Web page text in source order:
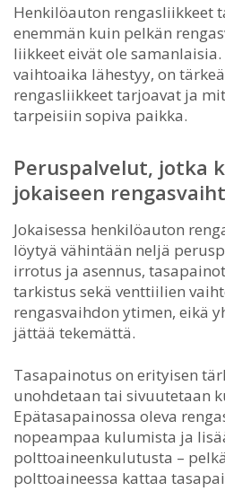
Henkilöauton rengasliikkeet
enemmän kuin pelkän
liikkeet eivät ole samanlaisia.
vaihtoaika lähestyy, on
rengasliikkeet tarjoavat ja
tarpeisiin sopiva paikka.
Peruspalvelut, jotka
jokaiseen
Jokaisessa henkilöauton
löytyä vähintään neljä
irrotus ja asennus,
tarkistus sekä venttiilien
rengasvaihdon ytimen, eikä
jättää tekemättä.
Tasapainotus on erityisen
unohdetaan tai sivuutetaan
Epätasapainossa oleva
nopeampaa kulumista ja
polttoaineenkulutusta –
polttoaineessa kattaa